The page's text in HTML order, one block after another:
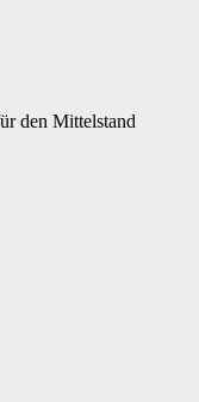
den Mittelstand